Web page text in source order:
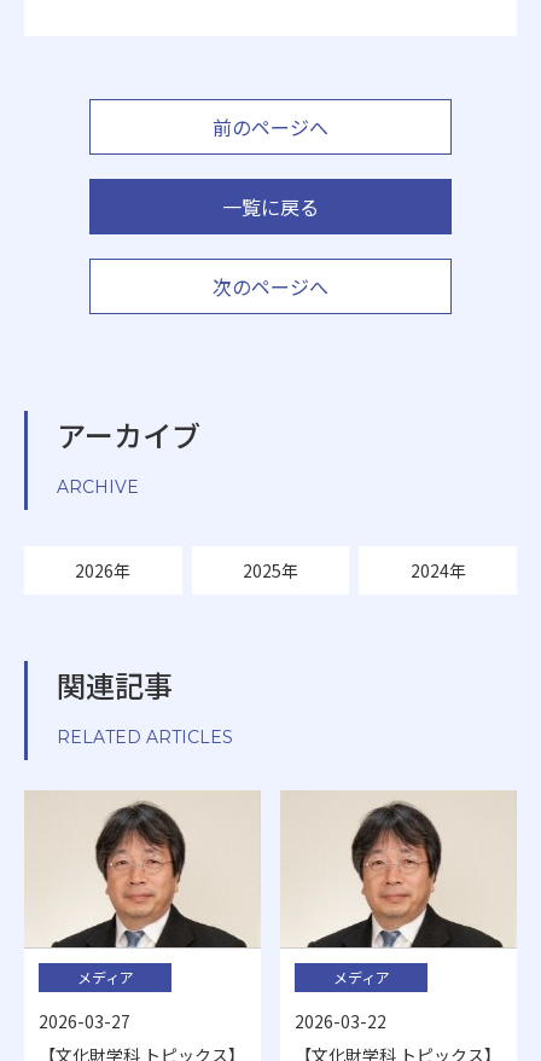
前のページへ
一覧に戻る
次のページへ
アーカイブ
ARCHIVE
2026年 2025年 2024年
関連記事
RELATED ARTICLES
メディア
2026-03-27
【文化財学科 トピックス】
メディア
2026-03-22
【文化財学科 トピックス】